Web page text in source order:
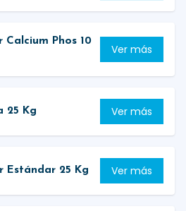
Calcium Phos 10
Ver más
25 Kg Ver más
Estándar 25 Kg Ver más